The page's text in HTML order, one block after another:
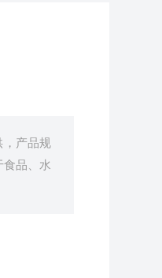
，产品规
品、水